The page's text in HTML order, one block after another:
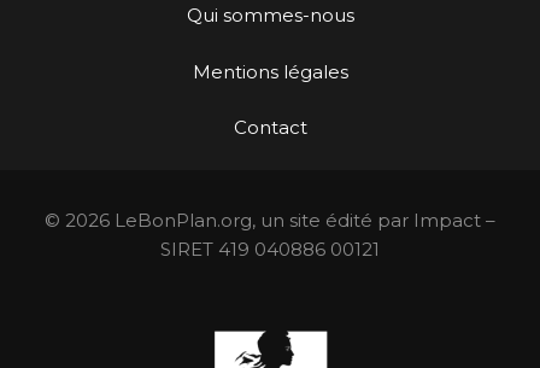
Qui sommes-nous
Mentions légales
Contact
© 2026 LeBonPlan.org, un site édité par Impact –
SIRET 419 040886 00121